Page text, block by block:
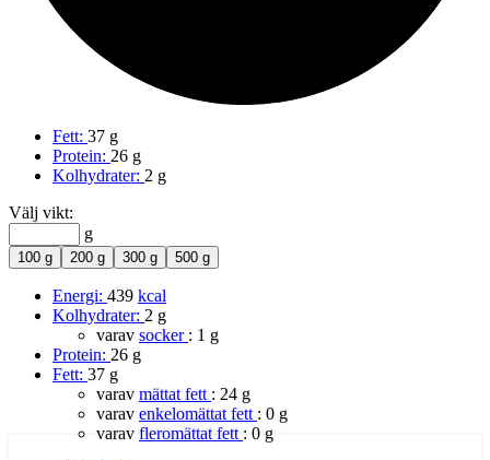
Fett: 37 g
Protein: 26 g
Kolhydrater: 2 g
Välj vikt:
g
100 g 200 g 300 g 500 g
Energi: 439 kcal
Kolhydrater: 2 g
varav socker : 1 g
Protein: 26 g
Fett: 37 g
varav mättat fett : 24 g
varav enkelomättat fett : 0 g
varav fleromättat fett : 0 g